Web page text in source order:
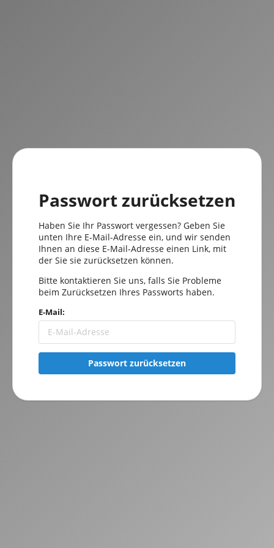
Passwort zurücksetzen
Haben Sie Ihr Passwort vergessen? Geben Sie
unten Ihre E-Mail-Adresse ein, und wir senden
Ihnen an diese E-Mail-Adresse einen Link, mit
der Sie sie zurücksetzen können.
Bitte kontaktieren Sie uns, falls Sie Probleme
beim Zurücksetzen Ihres Passworts haben.
E-Mail:
Passwort zurücksetzen